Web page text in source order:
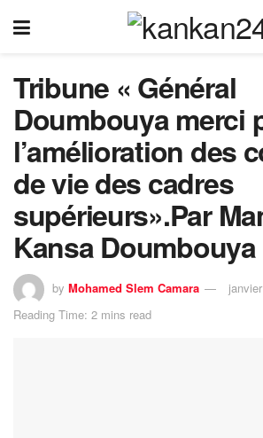
Tribune « Général
Doumbouya merci
l’amélioration des
de vie des cadres
supérieurs».Par
Kansa Doumbouya
by Mohamed Slem Camara
Reading Time: 2 mins read